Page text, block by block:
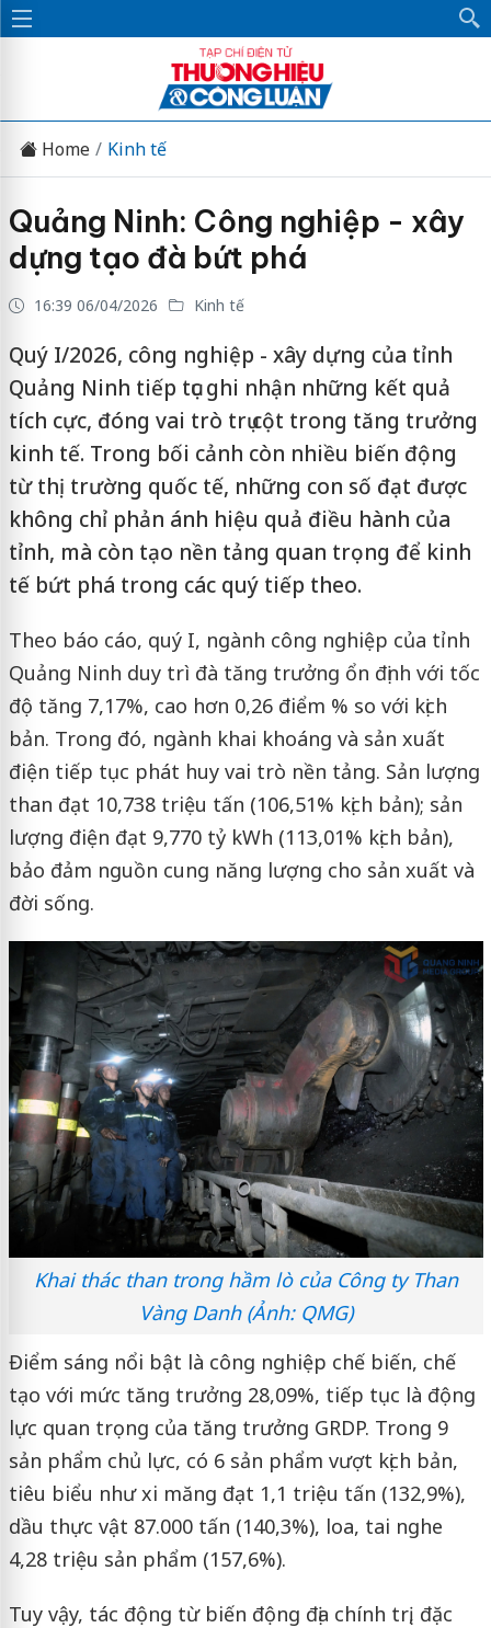
Home Kinh tế
Quảng Ninh: Công nghiệp - xây
dựng tạo đà bứt phá
16:39 06/04/2026 Kinh tế
Quý I/2026, công nghiệp - xây dựng của tỉnh
Quảng Ninh tiếp tục ghi nhận những kết quả
tích cực, đóng vai trò trụ cột trong tăng trưởng
kinh tế. Trong bối cảnh còn nhiều biến động
từ thị trường quốc tế, những con số đạt được
không chỉ phản ánh hiệu quả điều hành của
tỉnh, mà còn tạo nền tảng quan trọng để kinh
tế bứt phá trong các quý tiếp theo.
Theo báo cáo, quý I, ngành công nghiệp của tỉnh
Quảng Ninh duy trì đà tăng trưởng ổn định với tốc
độ tăng 7,17%, cao hơn 0,26 điểm % so với kịch
bản. Trong đó, ngành khai khoáng và sản xuất
điện tiếp tục phát huy vai trò nền tảng. Sản lượng
than đạt 10,738 triệu tấn (106,51% kịch bản); sản
lượng điện đạt 9,770 tỷ kWh (113,01% kịch bản),
bảo đảm nguồn cung năng lượng cho sản xuất và
đời sống.
Khai thác than trong hầm lò của Công ty Than
Vàng Danh (Ảnh: QMG)
Điểm sáng nổi bật là công nghiệp chế biến, chế
tạo với mức tăng trưởng 28,09%, tiếp tục là động
lực quan trọng của tăng trưởng GRDP. Trong 9
sản phẩm chủ lực, có 6 sản phẩm vượt kịch bản,
tiêu biểu như xi măng đạt 1,1 triệu tấn (132,9%),
dầu thực vật 87.000 tấn (140,3%), loa, tai nghe
4,28 triệu sản phẩm (157,6%).
Tuy vậy, tác động từ biến động địa chính trị, đặc